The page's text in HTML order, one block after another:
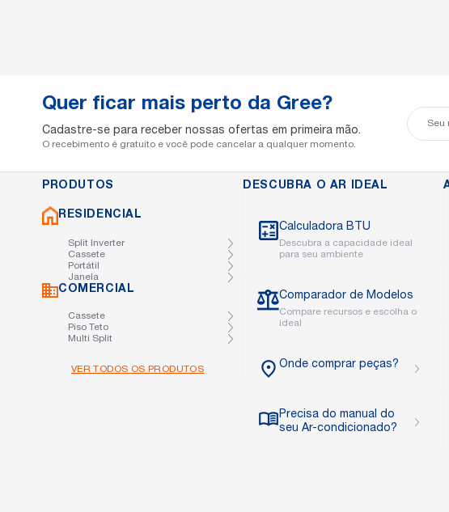
Quer ficar mais perto da Gree?
Cadastre-se para receber nossas ofertas em primeira mão.
O recebimento é gratuito e você pode cancelar a qualquer momento.
Seu
nome
PRODUTOS
RESIDENCIAL
Split Inverter
Cassete
Portátil
Janela
COMERCIAL
Cassete
Piso Teto
Multi Split
VER TODOS OS PRODUTOS
DESCUBRA O AR IDEAL
Calculadora BTU
Descubra a capacidade ideal
para seu ambiente
Comparador de Modelos
Compare recursos e escolha o
ideal
Onde comprar peças?
Precisa do manual do
seu Ar-condicionado?